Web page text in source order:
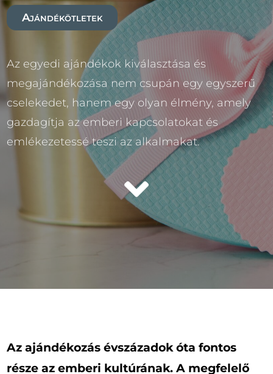
Ajándékötletek
Az egyedi ajándékok kiválasztása és
megajándékozása nem csupán egy egyszerű
cselekedet, hanem egy olyan élmény, amely
gazdagítja az emberi kapcsolatokat és
emlékezetessé teszi az alkalmakat.

Az ajándékozás évszázadok óta fontos
része az emberi kultúrának. A megfelelő